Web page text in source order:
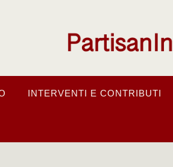
INTERVENTI E CONTRIBUTI